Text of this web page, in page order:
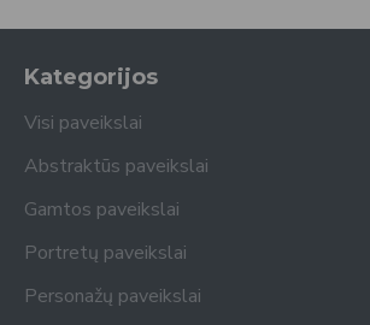
Kategorijos
Visi paveikslai
Abstraktūs paveikslai
Gamtos paveikslai
Portretų paveikslai
Personažų paveikslai